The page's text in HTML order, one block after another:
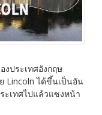
งประเทศอังกฤษ
Lincoln ได้ขึ้นเป็นอัน
ะเทศไปแล้วแซงหน้า